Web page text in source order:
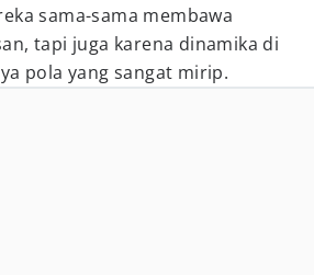
sama-sama membawa
tapi juga karena dinamika di
pola yang sangat mirip.